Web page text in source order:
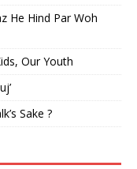
He Hind Par Woh
Our Youth
Sake ?